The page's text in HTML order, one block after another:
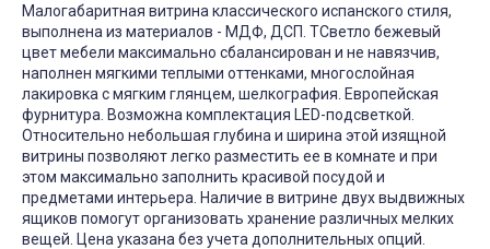
Малогабаритная витрина классического испанского стиля,
выполнена из материалов - МДФ, ДСП. ТСветло бежевый
цвет мебели максимально сбалансирован и не навязчив,
наполнен мягкими теплыми оттенками, многослойная
лакировка с мягким глянцем, шелкография. Европейская
фурнитура. Возможна комплектация LED-подсветкой.
Относительно небольшая глубина и ширина этой изящной
витрины позволяют легко разместить ее в комнате и при
этом максимально заполнить красивой посудой и
предметами интерьера. Наличие в витрине двух выдвижных
ящиков помогут организовать хранение различных мелких
вещей. Цена указана без учета дополнительных опций.